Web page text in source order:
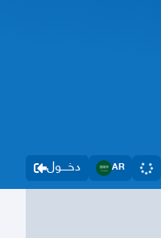
دخــــول AR